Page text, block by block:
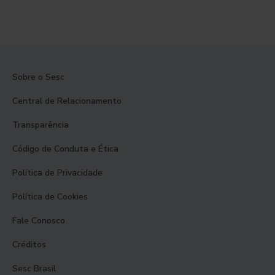
Sobre o Sesc
Central de Relacionamento
Transparência
Código de Conduta e Ética
Política de Privacidade
Política de Cookies
Fale Conosco
Créditos
Sesc Brasil